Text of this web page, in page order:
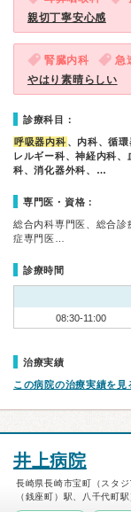
親切丁寧安心感
腎臓内科 急
やはり素晴らしい
診療科目：
呼吸器内科 、内科、循
レルギー科、神経内科
科、消化器外科、…
専門医・資格：
総合内科専門医、総合
症専門医…
診療時間
08:30-11:00
治療実績
この病院の治療実績を見
井上病院
長崎県長崎市宝町（スタ
（銭座町）駅、八千代町駅